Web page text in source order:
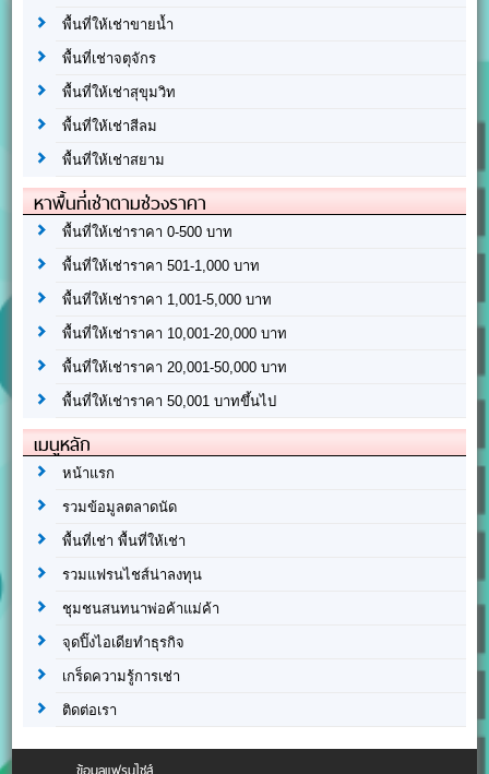
พื้นที่ให้เช่าขายน้ำ
พื้นที่เช่าจตุจักร
พื้นที่ให้เช่าสุขุมวิท
พื้นที่ให้เช่าสีลม
พื้นที่ให้เช่าสยาม
หาพื้นที่เช่าตามช่วงราคา
พื้นที่ให้เช่าราคา 0-500 บาท
พื้นที่ให้เช่าราคา 501-1,000 บาท
พื้นที่ให้เช่าราคา 1,001-5,000 บาท
พื้นที่ให้เช่าราคา 10,001-20,000 บาท
พื้นที่ให้เช่าราคา 20,001-50,000 บาท
พื้นที่ให้เช่าราคา 50,001 บาทขึ้นไป
เมนูหลัก
หน้าแรก
รวมข้อมูลตลาดนัด
พื้นที่เช่า พื้นที่ให้เช่า
รวมแฟรนไชส์น่าลงทุน
ชุมชนสนทนาพ่อค้าแม่ค้า
จุดปิ๊งไอเดียทำธุรกิจ
เกร็ดความรู้การเช่า
ติดต่อเรา